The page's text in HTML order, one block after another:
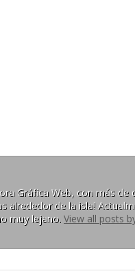
Gráfica Web, con más de
alrededor de la isla!
muy lejano. View all posts